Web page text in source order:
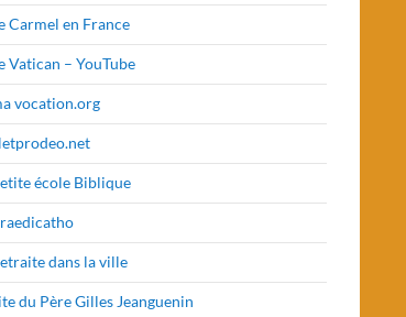
Carmel en France
Vatican – YouTube
vocation.org
école Biblique
dans la ville
du Père Gilles Jeanguenin